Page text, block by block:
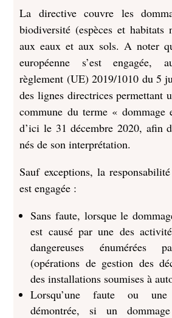
La directive couvre les
biodiversité (espèces et habitats
aux eaux et aux sols. A noter
européenne s’est engagée,
règlement (UE) 2019/1010 du 5
des lignes directrices permettant
commune du terme « dommage
d’ici le 31 décembre 2020, afin
nés de son interprétation.
Sauf exceptions, la
est engagée :
Sans faute, lorsque le
est causé par une des
dangereuses
(opérations de gestion des
des installations soumises à
Lorsqu’une faute ou
démontrée, si un dommage